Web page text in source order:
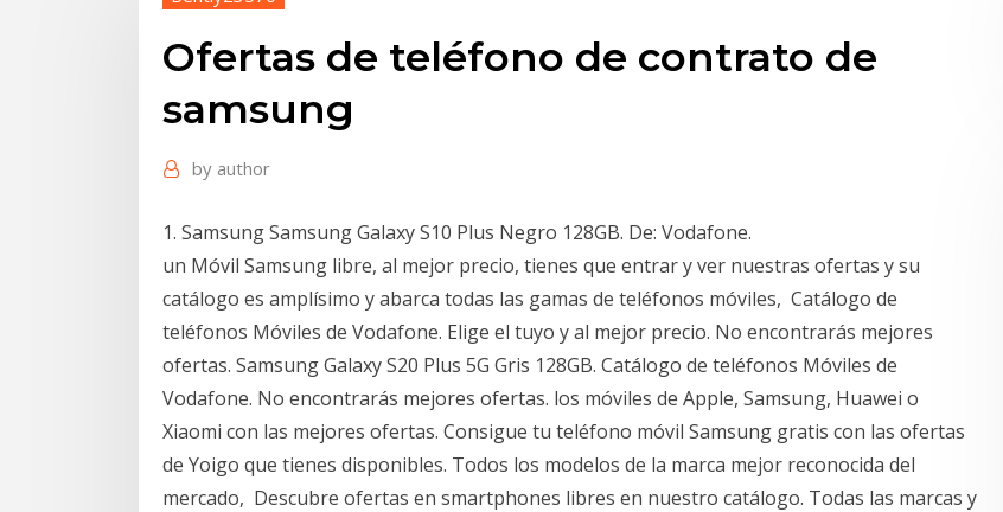
Ofertas de teléfono de contrato de
samsung
by author
1. Samsung Samsung Galaxy S10 Plus Negro 128GB. De: Vodafone.
un Móvil Samsung libre, al mejor precio, tienes que entrar y ver nuestras ofertas y su
catálogo es amplísimo y abarca todas las gamas de teléfonos móviles, Catálogo de
teléfonos Móviles de Vodafone. Elige el tuyo y al mejor precio. No encontrarás mejores
ofertas. Samsung Galaxy S20 Plus 5G Gris 128GB. Catálogo de teléfonos Móviles de
Vodafone. No encontrarás mejores ofertas. los móviles de Apple, Samsung, Huawei o
Xiaomi con las mejores ofertas. Consigue tu teléfono móvil Samsung gratis con las ofertas
de Yoigo que tienes disponibles. Todos los modelos de la marca mejor reconocida del
mercado, Descubre ofertas en smartphones libres en nuestro catálogo. Todas las marcas y